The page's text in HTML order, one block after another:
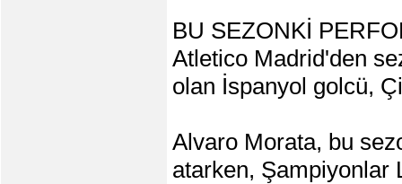
BU SEZONKİ
Atletico Madrid'den
olan İspanyol golcü,
Alvaro Morata, bu
atarken, Şampiyonlar